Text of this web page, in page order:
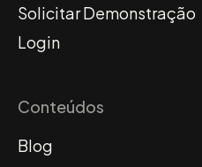
Solicitar Demonstração
Login
Conteúdos
Blog